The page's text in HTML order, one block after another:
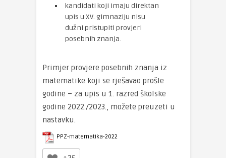
kandidati koji imaju direktan
upis u XV. gimnaziju nisu
dužni pristupiti provjeri
posebnih znanja.
Primjer provjere posebnih znanja iz
matematike koji se rješavao prošle
godine – za upis u 1. razred školske
godine 2022./2023., možete preuzeti u
nastavku.
PPZ-matematika-2022